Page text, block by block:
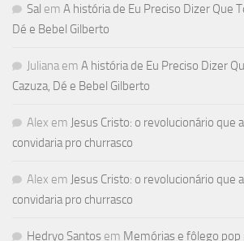
Sal em A história de Eu Preciso Dizer Que
Dé e Bebel Gilberto
Juliana em A história de Eu Preciso Dizer
Cazuza, Dé e Bebel Gilberto
Alex em Jesus Cristo: o revolucionário que
convidaria pro churrasco
Alex em Jesus Cristo: o revolucionário que
convidaria pro churrasco
Hedryo Santos em Memórias e fôlego pop